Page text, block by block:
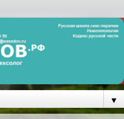
▼